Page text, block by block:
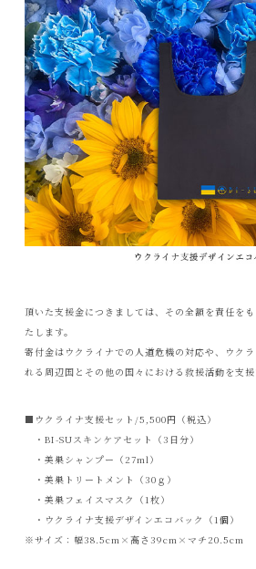
頂いた支援金につきましては、その全額を責任を
たします。
寄付金はウクライナでの人道危機の対応や、ウク
れる周辺国とその他の国々における救援活動を支援
■ウクライナ支援セット/5,500円（税込）
・BI-SUスキンケアセット（3日分）
・美巣シャンプー（27ml）
・美巣トリートメント（30ｇ）
・美巣フェイスマスク（1枚）
・ウクライナ支援デザインエコバック（1個）
※サイズ：幅38.5cm×高さ39cm×マチ20.5cm